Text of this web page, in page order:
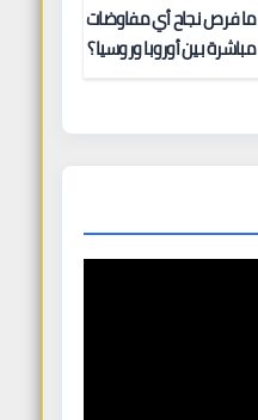
ما فرص نجاح أي مفاوضات
مباشرة بين أوروبا وروسيا؟